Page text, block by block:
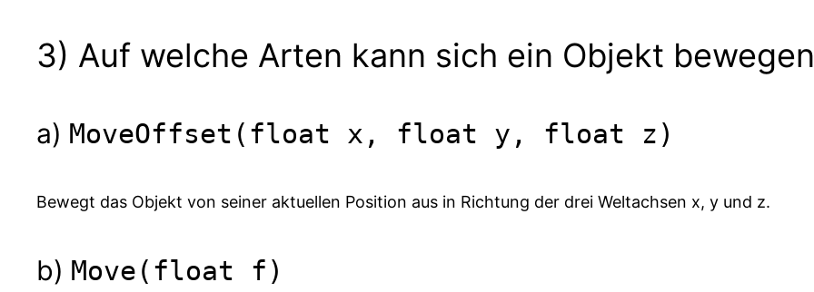
3) Auf welche Arten kann sich ein Objekt
a) MoveOffset(float x, float y, float z)
Bewegt das Objekt von seiner aktuellen Position aus in Richtung der drei Weltachsen x, y und z.
b) Move(float f)